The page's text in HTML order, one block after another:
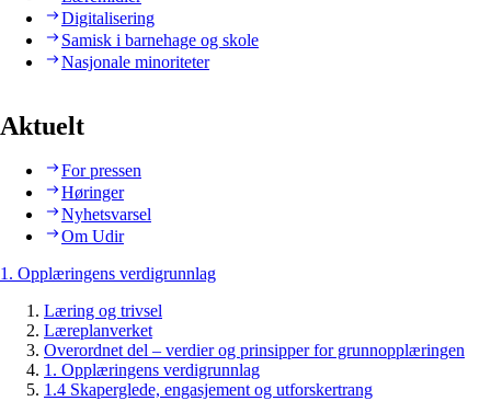
Digitalisering
Samisk i barnehage og skole
Nasjonale minoriteter
Aktuelt
For pressen
Høringer
Nyhetsvarsel
Om Udir
1. Opplæringens verdigrunnlag
Læring og trivsel
Læreplanverket
Overordnet del – verdier og prinsipper for grunnopplæringen
1. Opplæringens verdigrunnlag
1.4 Skaperglede, engasjement og utforskertrang